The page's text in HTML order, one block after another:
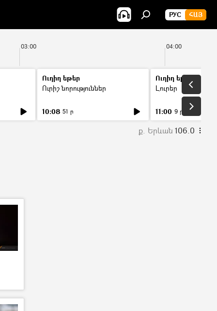
РУС ՀԱՅ
03:00 04:00
Ուղիղ եթեր
Ուրիշ նորություններ
10:08 51 ր
Ուղիղ եթեր
Լուրեր
11:00 9 ր
ք. Երևան 106.0